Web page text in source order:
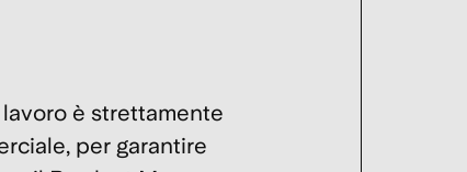
è strettamente
per garantire